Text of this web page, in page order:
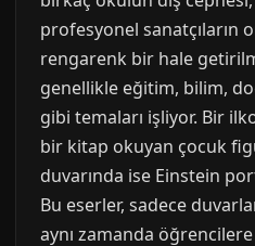
profesyonel sanatçıların
rengarenk bir hale
genellikle eğitim, bilim,
gibi temaları işliyor. Bir
bir kitap okuyan çocuk
duvarında ise Einstein
Bu eserler, sadece
aynı zamanda